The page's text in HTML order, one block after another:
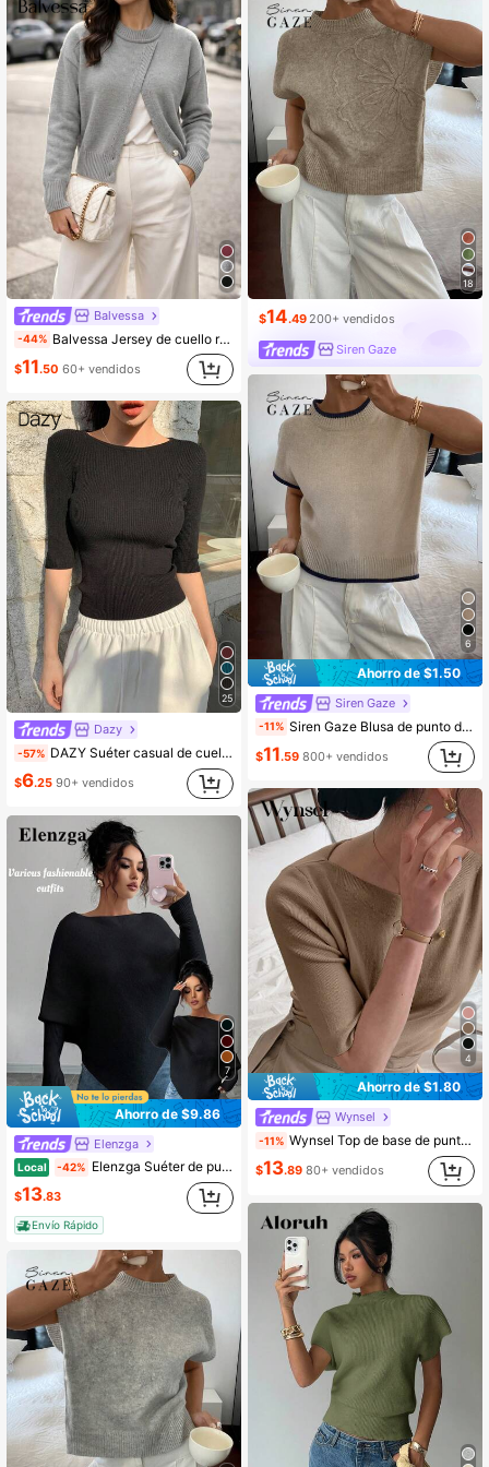
Balvessa
-44% Balvessa Jersey de cuello redondo gris con bajo asimétrico y manga larga, diseño elegante, versátil y casual, adecuado para múltiples ocasiones
$11.50 60+ vendidos
25
Dazy
-57% DAZY Suéter casual de cuello de barco de unicolor de manga corta para mujer
$6.25 90+ vendidos
7
Ahorro de $9.86
Elenzga
Local -42% Elenzga Suéter de punto casual y elegante con mangas de murciélago asimétricas en los hombros para mujer, versátil para vacaciones y días festivos, primavera/otoño/invierno
$13.83
Envío Rápido
18
$14.49200+ vendidos
Siren Gaze
6
Ahorro de $1.50
Siren Gaze
-11% Siren Gaze Blusa de punto de manga de murciélago con cuello redondo y ribete de contraste, estilo casual para mujer
$11.59 800+ vendidos
4
Ahorro de $1.80
Wynsel
-11% Wynsel Top de base de punto elegante y ajustado de unicolor para mujer
$13.89 80+ vendidos